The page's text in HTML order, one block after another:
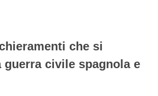
che si
civile spagnola e